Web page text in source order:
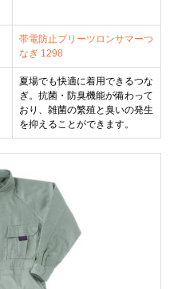
帯電防止プリーツロンサマーつ
なぎ 1298
夏場でも快適に着用できるつな
ぎ。抗菌・防臭機能が備わって
おり、雑菌の繁殖と臭いの発生
を抑えることができます。